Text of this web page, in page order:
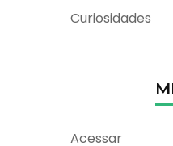
Curiosidades
Acessar